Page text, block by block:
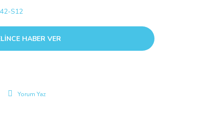
S12
HABER VER
Yorum Yaz